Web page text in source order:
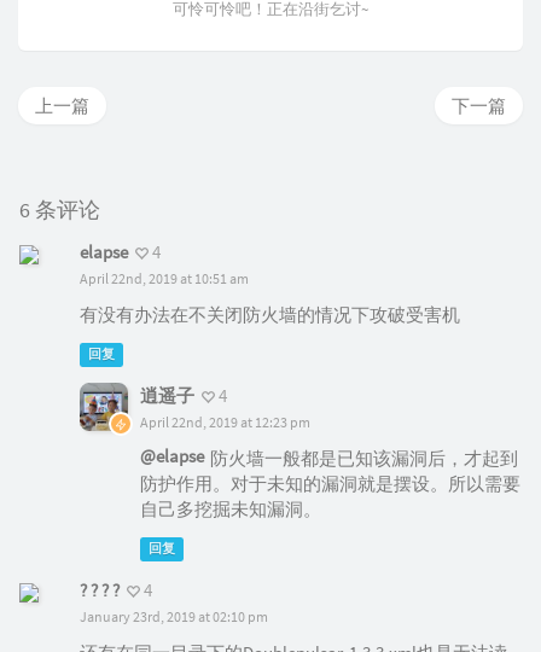
可怜可怜吧！正在沿街乞讨~
下一篇
上一篇
6 条评论
elapse 4
April 22nd, 2019 at 10:51 am
有没有办法在不关闭防火墙的情况下攻破受害机
回复
逍遥子 4
April 22nd, 2019 at 12:23 pm
@elapse 防火墙一般都是已知该漏洞后，才起到
防护作用。对于未知的漏洞就是摆设。所以需要
自己多挖掘未知漏洞。
回复
? ? ? ? 4
January 23rd, 2019 at 02:10 pm